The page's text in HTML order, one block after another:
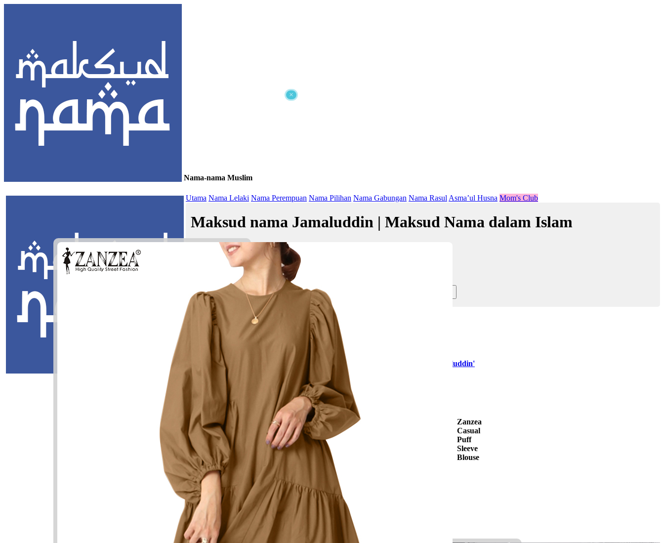
×
Zanzea
Casual
Puff
Sleeve
Blouse
Nama-nama Muslim
Utama Nama Lelaki Nama Perempuan Nama Pilihan Nama Gabungan Nama Rasul Asma’ul Husna Mom's Club
Maksud nama Jamaluddin | Maksud Nama dalam Islam
Jamaluddin bermaksud Keindahan agama
جمال الدين
Masukkan Nama:
Jamaluddin
جمال الدين
Jamaluddin: Keindahan agama
✚ Baju Baby Custom Nama 'Jamaluddin'